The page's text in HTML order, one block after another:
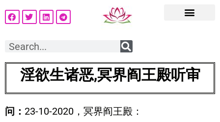
淫欲生诸恶,冥界阎王殿听审
问： 23-10-2020，冥界阎王殿：